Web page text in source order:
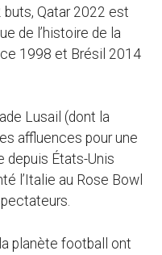
Qatar 2022 est
de l’histoire de la
1998 et Brésil 2014
Lusail (dont la
affluences pour une
depuis États-Unis
l’Italie au Rose Bowl
planète football ont